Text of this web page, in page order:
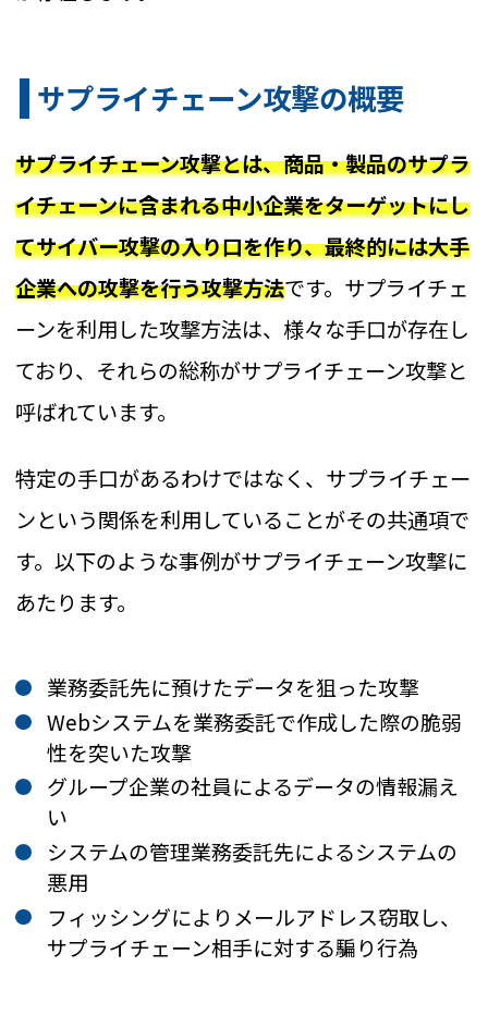
サプライチェーン攻撃の概要
サプライチェーン攻撃とは、商品・製品のサプラ
イチェーンに含まれる中小企業をターゲットにし
てサイバー攻撃の入り口を作り、最終的には大手
企業への攻撃を行う攻撃方法です。サプライチェ
ーンを利用した攻撃方法は、様々な手口が存在し
ており、それらの総称がサプライチェーン攻撃と
呼ばれています。
特定の手口があるわけではなく、サプライチェー
ンという関係を利用していることがその共通項で
す。以下のような事例がサプライチェーン攻撃に
あたります。
業務委託先に預けたデータを狙った攻撃
Webシステムを業務委託で作成した際の脆弱
性を突いた攻撃
グループ企業の社員によるデータの情報漏え
い
システムの管理業務委託先によるシステムの
悪用
フィッシングによりメールアドレス窃取し、
サプライチェーン相手に対する騙り行為